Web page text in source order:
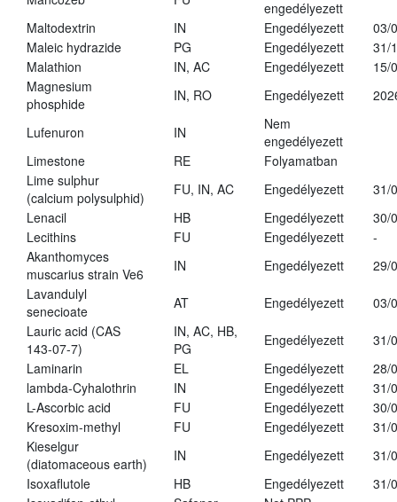
engedélyezett
Maltodextrin
IN Engedélyezett
03/
Maleic hydrazide
PG Engedélyezett
31/
Malathion
IN, AC Engedélyezett
15/
Magnesium
phosphide
IN, RO Engedélyezett
Lufenuron IN
Nem
engedélyezett
Limestone
RE
Folyamatban
Lime sulphur
(calcium polysulphid)
FU, IN, AC Engedélyezett
31/
Lenacil
HB Engedélyezett
30/
Lecithins
FU Engedélyezett
-
Akanthomyces
muscarius strain Ve6
IN Engedélyezett
29/
Lavandulyl
senecioate
AT Engedélyezett
03/
Lauric acid (CAS
143-07-7)
IN, AC, HB,
PG
Engedélyezett
31/
Laminarin
EL Engedélyezett
28/
lambda-Cyhalothrin
IN Engedélyezett
31/
L-Ascorbic acid
FU Engedélyezett
30/
Kresoxim-methyl
FU Engedélyezett
31/
Kieselgur
(diatomaceous earth)
IN Engedélyezett
31/
Isoxaflutole
HB Engedélyezett
31/